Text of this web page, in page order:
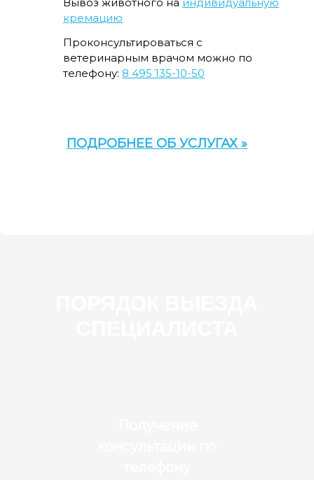
кремацию
Проконсультироваться с
ветеринарным врачом можно по
телефону: 8 495 135-10-50
ПОДРОБНЕЕ ОБ УСЛУГАХ »